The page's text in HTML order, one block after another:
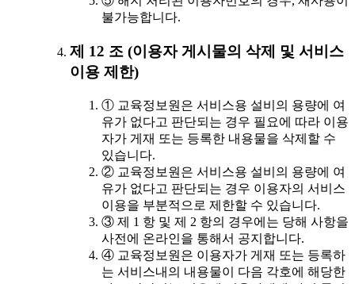
불가능합니다.
제 12 조 (이용자 게시물의 삭제 및 서비스
이용 제한)
① 교육정보원은 서비스용 설비의 용량에 여
유가 없다고 판단되는 경우 필요에 따라 이용
자가 게재 또는 등록한 내용물을 삭제할 수
있습니다.
② 교육정보원은 서비스용 설비의 용량에 여
유가 없다고 판단되는 경우 이용자의 서비스
이용을 부분적으로 제한할 수 있습니다.
③ 제 1 항 및 제 2 항의 경우에는 당해 사항을
사전에 온라인을 통해서 공지합니다.
④ 교육정보원은 이용자가 게재 또는 등록하
는 서비스내의 내용물이 다음 각호에 해당한